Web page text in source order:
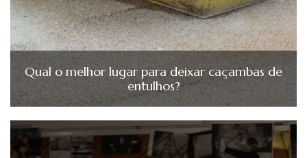
Qual o melhor lugar para deixar caçambas de
entulhos?